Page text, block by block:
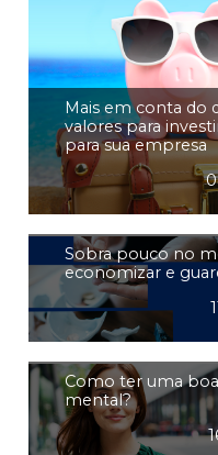
Mais em conta do
valores para
para sua empresa
Sobra pouco no
economizar e
Como ter uma
mental?